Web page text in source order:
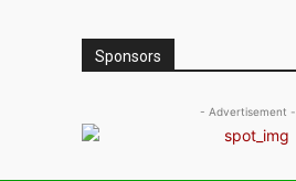
Sponsors
- Advertisement -